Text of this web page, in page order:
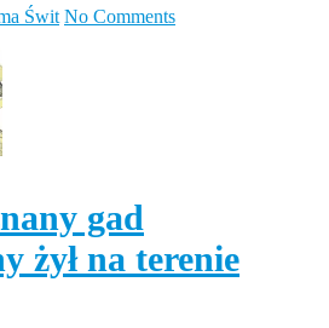
Świt No Comments
gad
żył na terenie